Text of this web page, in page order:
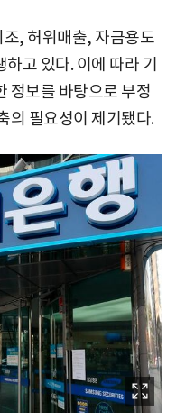
, 허위매출, 자금용도
고 있다. 이에 따라 기
정보를 바탕으로 부정
의 필요성이 제기됐다.